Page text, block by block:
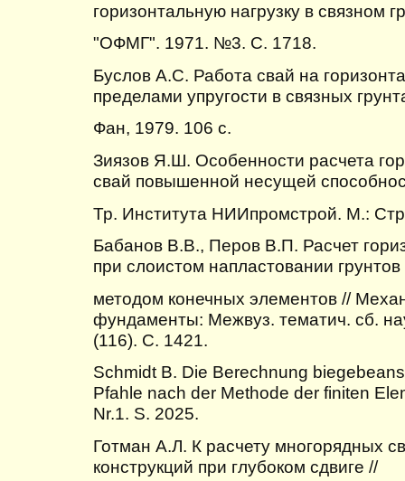
горизонтальную нагрузку в связном
"ОФМГ". 1971. №3. С. 1718.
Буслов А.С. Работа свай на
пределами упругости в связных
Фан, 1979. 106 с.
Зиязов Я.Ш. Особенности расчета
свай повышенной несущей
Тр. Института НИИпромстрой. М.:
Бабанов В.В., Перов В.П. Расчет
при слоистом напластовании грунтов
методом конечных элементов //
фундаменты: Межвуз. тематич. сб.
(116). С. 1421.
Schmidt B. Die Berechnung
Pfahle nach der Methode der finiten
Nr.1. S. 2025.
Готман А.Л. К расчету многорядных
конструкций при глубоком сдвиге //